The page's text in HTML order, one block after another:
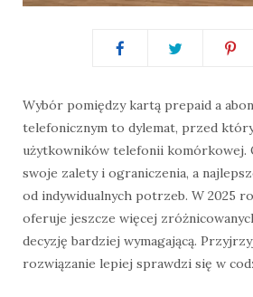
Wybór pomiędzy kartą prepaid a
telefonicznym to dylemat, przed
użytkowników telefonii komórkowej.
swoje zalety i ograniczenia, a
od indywidualnych potrzeb. W 2025
oferuje jeszcze więcej
decyzję bardziej wymagającą.
rozwiązanie lepiej sprawdzi się w